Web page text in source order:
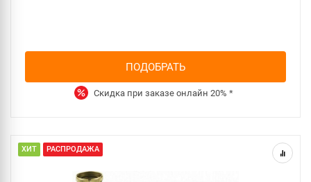
ПОДОБРАТЬ
Скидка при заказе онлайн 20% *
ХИТ РАСПРОДАЖА